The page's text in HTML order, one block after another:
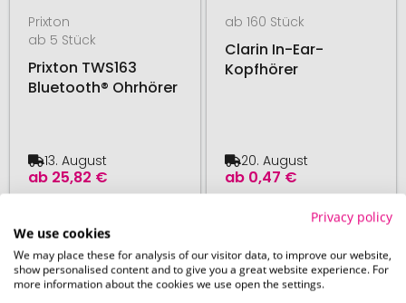
Prixton
ab 5 Stück
Prixton TWS163
Bluetooth® Ohrhörer
ab 25,82 €
13. August
ab 160 Stück
Clarin In-Ear-
Kopfhörer
ab 0,47 €
20. August
# 580.269025
Privacy policy
We use cookies
We may place these for analysis of our visitor data, to improve our website,
show personalised content and to give you a great website experience. For
more information about the cookies we use open the settings.